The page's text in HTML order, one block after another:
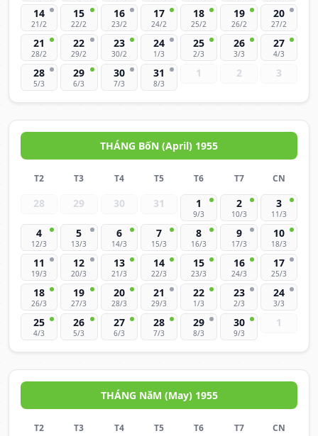
14
21/2
15
22/2
16
23/2
17
24/2
18
25/2
19
26/2
20
27/2
21
28/2
22
29/2
23
30/2
24
1/3
25
2/3
26
3/3
27
4/3
28
5/3
29
6/3
30
7/3
31
8/3
1 2 3
THÁNG BốN (April) 1955
T2 T3 T4 T5 T6 T7 CN
28 29 30 31 1
9/3
2
10/3
3
11/3
4
12/3
5
13/3
6
14/3
7
15/3
8
16/3
9
17/3
10
18/3
11
19/3
12
20/3
13
21/3
14
22/3
15
23/3
16
24/3
17
25/3
18
26/3
19
27/3
20
28/3
21
29/3
22
1/3
23
2/3
24
3/3
25
4/3
26
5/3
27
6/3
28
7/3
29
8/3
30
9/3
1
THÁNG NăM (May) 1955
T2 T3 T4 T5 T6 T7 CN